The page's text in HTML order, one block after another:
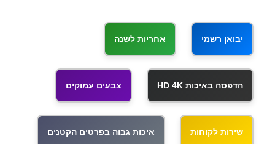
יבואן רשמי אחריות לשנה
הדפסה באיכות HD 4K צבעים עמוקים
שירות לקוחות איכות גבוה בפרטים הקטנים